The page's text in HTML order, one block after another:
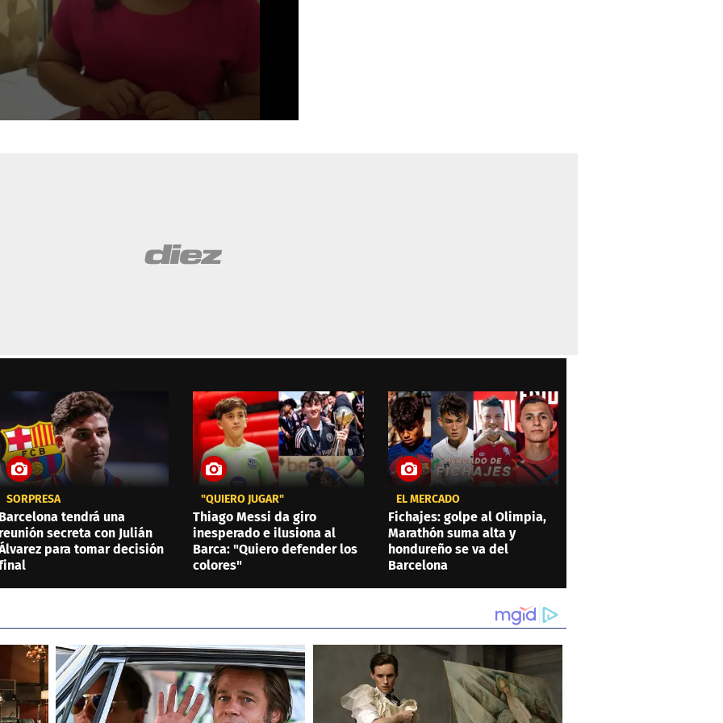
SORPRESA
Barcelona tendrá una
reunión secreta con Julián
para tomar decisión
"QUIERO JUGAR"
Thiago Messi da giro
inesperado e ilusiona al
Barca: "Quiero defender los
colores"
EL MERCADO
Fichajes: golpe al Olimpia,
Marathón suma alta y
hondureño se va del
Barcelona